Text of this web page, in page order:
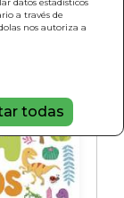
a través de
nos autoriza a
todas